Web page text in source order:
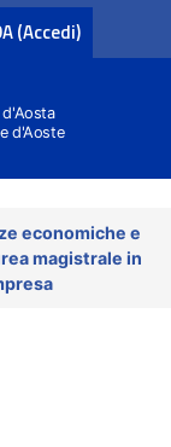
(Accedi)
d'Aosta
d'Aoste
economiche e
magistrale in